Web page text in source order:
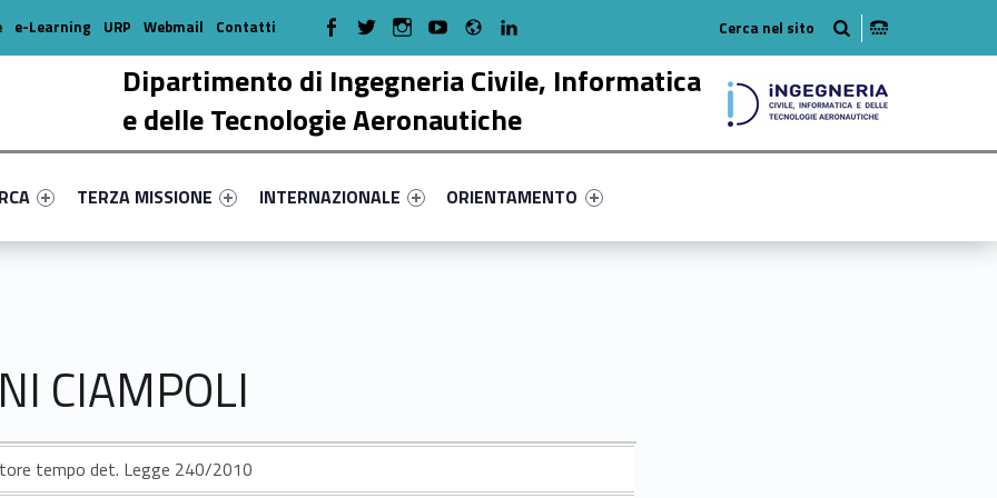
Dipartimento di Ingegneria Civile, Informatica
e delle Tecnologie Aeronautiche
primary-32976-17
#link-menu-primary-32920-38
Link identifier #link-menu-primary-93392-51
TERZA MISSIONE
Link identifier #link-menu-primary-53927-58
INTERNAZIONALE
Link identifier #link-menu-primary-88666-68
ORIENTAMENTO
e-Learning URP Webmail Contatti WebMan on Facebook
WebMan on TwitterWebMan on Instagram
WebMan on Youtube
Radio
CIAMPOLI
tempo det. Legge 240/2010